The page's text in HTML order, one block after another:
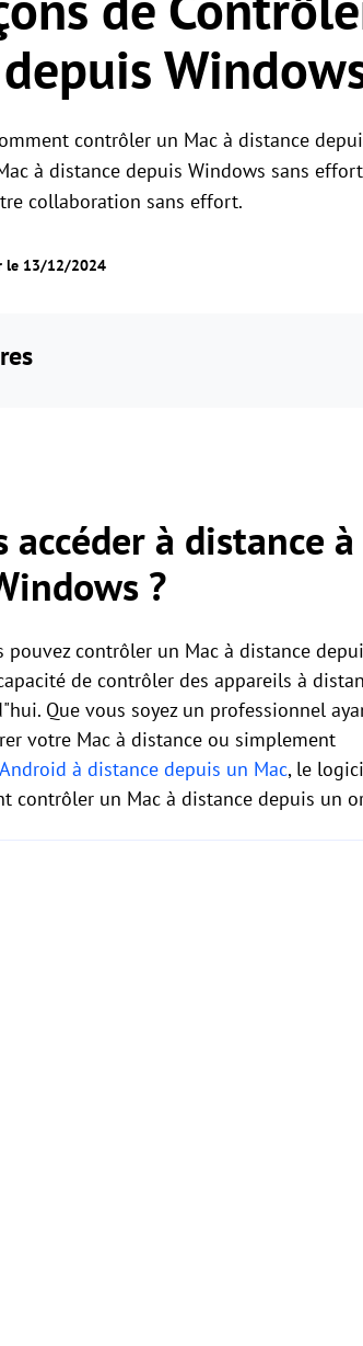
Contrôler des serveurs à l'étranger en
toute simplicité
Gestion des
Gérer les accès des
permissions flexibles.
contrôler un Mac à distance
à distance depuis Windows sans
collaboration sans effort.
le 13/12/2024
accéder à distance
?
pouvez contrôler un Mac à distance
de contrôler des appareils à
Que vous soyez un professionnel
votre Mac à distance ou simplement
à distance depuis un Mac, le
contrôler un Mac à distance depuis un